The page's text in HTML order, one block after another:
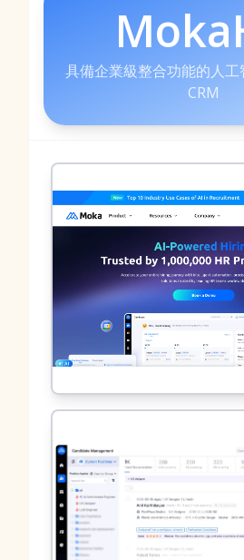
具備企業級整合功能的人工
CRM